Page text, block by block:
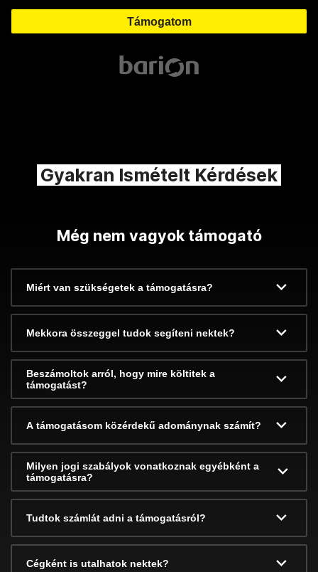
Gyakran Ismételt Kérdések
Még nem vagyok támogató
Miért van szükségetek a támogatásra?
Mekkora összeggel tudok segíteni nektek?
Beszámoltok arról, hogy mire költitek a
támogatást?
A támogatásom közérdekű adománynak számít?
Milyen jogi szabályok vonatkoznak egyébként a
támogatásra?
Tudtok számlát adni a támogatásról?
Cégként is utalhatok nektek?